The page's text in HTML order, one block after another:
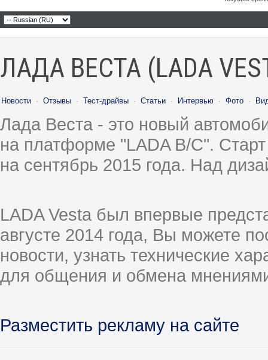
ЛАДА ВЕСТА (LADA
Новости · Отзывы · Тест-драйвы · Статьи · Интервью · Фото ·
Лада Веста - это новый
на платформе "LADA B/C".
на сентябрь 2015 года. Над
LADA Vesta был впервые
августе 2014 года, Вы можете
новости, узнать технические
для общения и обмена
Разместить рекламу на сайте